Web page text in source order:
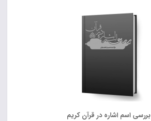
بررسی اسم اشاره در قرآن کریم